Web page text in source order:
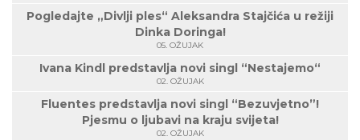
Pogledajte „Divlji ples“ Aleksandra Stajčića u režiji
Dinka Doringa!
05. OŽUJAK
Ivana Kindl predstavlja novi singl “Nestajemo“
02. OŽUJAK
Fluentes predstavlja novi singl “Bezuvjetno”!
Pjesmu o ljubavi na kraju svijeta!
02. OŽUJAK